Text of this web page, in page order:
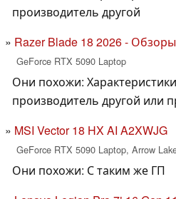
производитель другой
Razer Blade 18 2026 -
GeForce RTX 5090 Laptop
Они похожи:
производитель другой или
MSI Vector 18 HX AI A2XWJG
GeForce RTX 5090 Laptop, Arrow
Они похожи: С таким же ГП